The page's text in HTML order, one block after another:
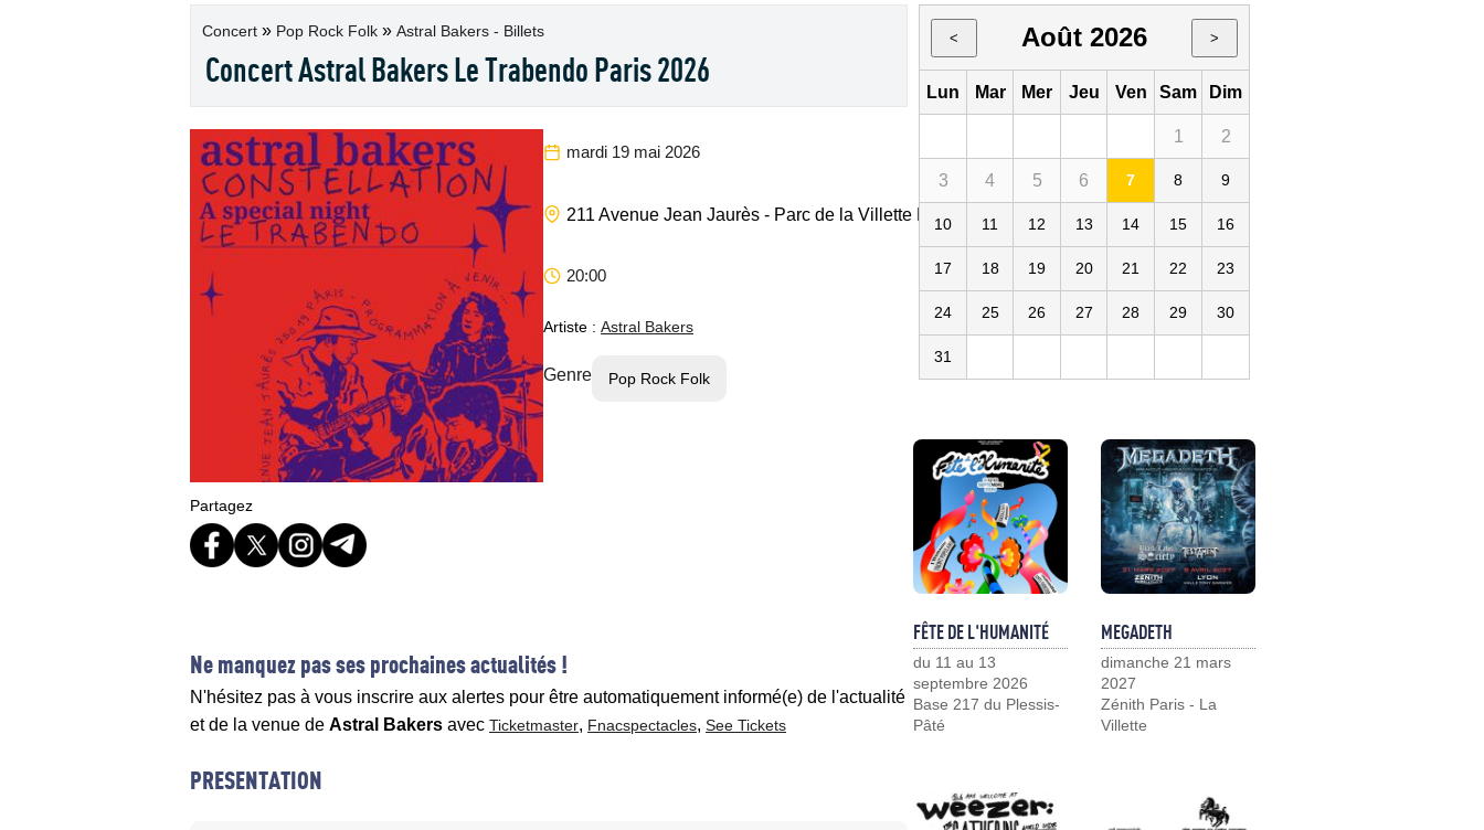
Concert » Pop Rock Folk » Astral Bakers - Billets
Concert Astral Bakers Le Trabendo Paris 2026
mardi 19 mai 2026
211 Avenue Jean Jaurès - Parc de la Villette Paris 75019 75 FR Le Trabendo
20:00
Artiste : Astral Bakers
Genre Pop Rock Folk
Partagez
Ne manquez pas ses prochaines actualités !
N'hésitez pas à vous inscrire aux alertes pour être automatiquement informé(e) de l'actualité
et de la venue de Astral Bakers avec Ticketmaster, Fnacspectacles, See Tickets
PRESENTATION
< Août 2026 >
Lun Mar Mer Jeu Ven Sam Dim
1 2
3 4 5 6 7 8 9
10 11 12 13 14 15 16
17 18 19 20 21 22 23
24 25 26 27 28 29 30
31
FÊTE DE L'HUMANITÉ
du 11 au 13
septembre 2026
Base 217 du Plessis-
Pâté
MEGADETH
dimanche 21 mars
2027
Zénith Paris - La
Villette